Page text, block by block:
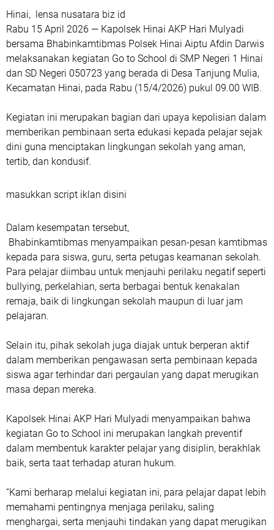
Hinai, lensa nusatara biz id
Rabu 15 April 2026 — Kapolsek Hinai AKP Hari Mulyadi
bersama Bhabinkamtibmas Polsek Hinai Aiptu Afdin Darwis
melaksanakan kegiatan Go to School di SMP Negeri 1 Hinai
dan SD Negeri 050723 yang berada di Desa Tanjung Mulia,
Kecamatan Hinai, pada Rabu (15/4/2026) pukul 09.00 WIB.
Kegiatan ini merupakan bagian dari upaya kepolisian dalam
memberikan pembinaan serta edukasi kepada pelajar sejak
dini guna menciptakan lingkungan sekolah yang aman,
tertib, dan kondusif.
masukkan script iklan disini
Dalam kesempatan tersebut,
Bhabinkamtibmas menyampaikan pesan-pesan kamtibmas
kepada para siswa, guru, serta petugas keamanan sekolah.
Para pelajar diimbau untuk menjauhi perilaku negatif seperti
bullying, perkelahian, serta berbagai bentuk kenakalan
remaja, baik di lingkungan sekolah maupun di luar jam
pelajaran.
Selain itu, pihak sekolah juga diajak untuk berperan aktif
dalam memberikan pengawasan serta pembinaan kepada
siswa agar terhindar dari pergaulan yang dapat merugikan
masa depan mereka.
Kapolsek Hinai AKP Hari Mulyadi menyampaikan bahwa
kegiatan Go to School ini merupakan langkah preventif
dalam membentuk karakter pelajar yang disiplin, berakhlak
baik, serta taat terhadap aturan hukum.
“Kami berharap melalui kegiatan ini, para pelajar dapat lebih
memahami pentingnya menjaga perilaku, saling
menghargai, serta menjauhi tindakan yang dapat merugikan